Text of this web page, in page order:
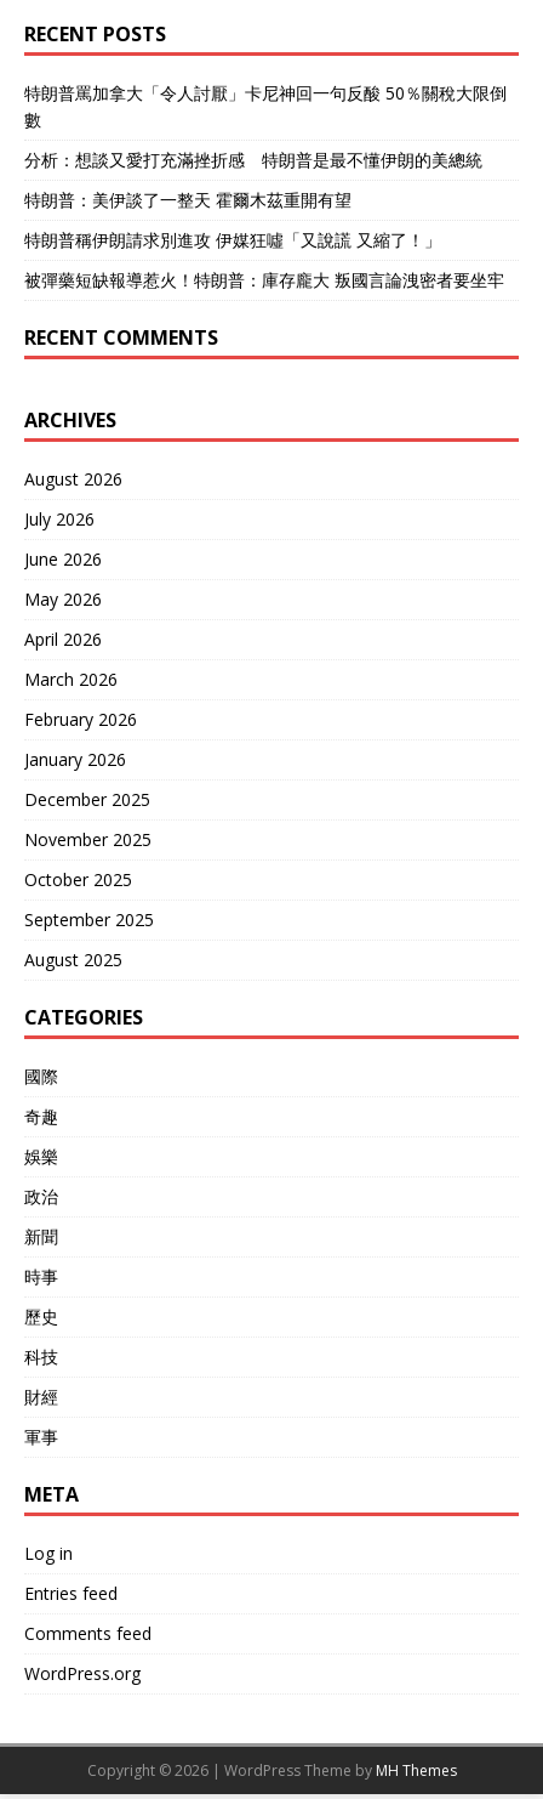
RECENT POSTS
特朗普罵加拿大「令人討厭」卡尼神回一句反酸 50％關稅大限倒
數
分析：想談又愛打充滿挫折感 特朗普是最不懂伊朗的美總統
特朗普：美伊談了一整天 霍爾木茲重開有望
特朗普稱伊朗請求別進攻 伊媒狂噓「又說謊 又縮了！」
被彈藥短缺報導惹火！特朗普：庫存龐大 叛國言論洩密者要坐牢
RECENT COMMENTS
ARCHIVES
August 2026
July 2026
June 2026
May 2026
April 2026
March 2026
February 2026
January 2026
December 2025
November 2025
October 2025
September 2025
August 2025
CATEGORIES
國際
奇趣
娛樂
政治
新聞
時事
歷史
科技
財經
軍事
META
Log in
Entries feed
Comments feed
WordPress.org
Copyright © 2026 | WordPress Theme by MH Themes